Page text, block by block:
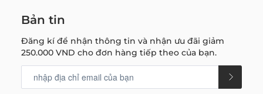
Bản tin
Đăng kí để nhận thông tin và nhận ưu đãi giảm
250.000 VND cho đơn hàng tiếp theo của bạn.